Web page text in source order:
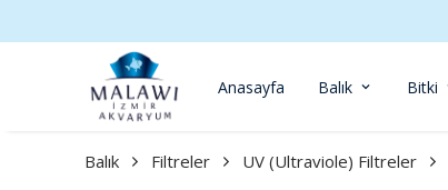
Anasayfa Balık Bitki
Balık Filtreler UV (Ultraviole) Filtreler